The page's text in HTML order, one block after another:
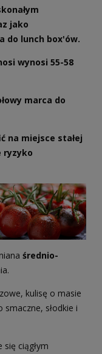
jako
do lunch box'ów.
wynosi 55-58
marca do
na miejsce stałej
ryzyko
średnio-
kulisę o masie
smaczne, słodkie i
się ciągłym